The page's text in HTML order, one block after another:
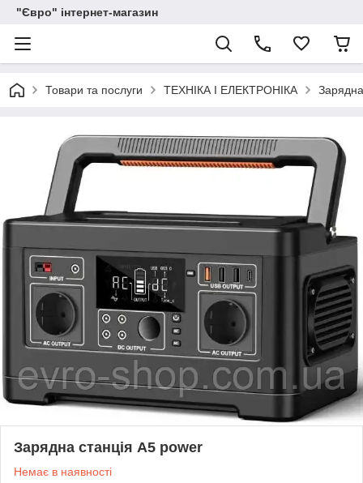
"Євро" інтернет-магазин
Товари та послуги ТЕХНІКА І ЕЛЕКТРОНІКА
Зарядна станція A5 power
Немає в наявності